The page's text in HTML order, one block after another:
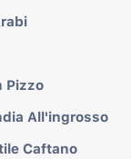
Pizzo
All'ingrosso
Caftano